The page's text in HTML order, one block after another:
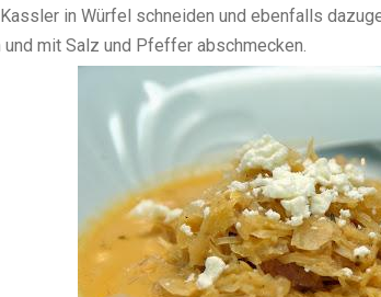
in Würfel schneiden und ebenfalls
und mit Salz und Pfeffer abschmecken.